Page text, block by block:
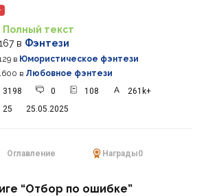
Полный текст
в Фэнтези
в Юмористическое фэнтези
в Любовное фэнтези
3198
0 108
261k+
25
25.05.2025
Оглавление Награды0
“Отбор по ошибке”